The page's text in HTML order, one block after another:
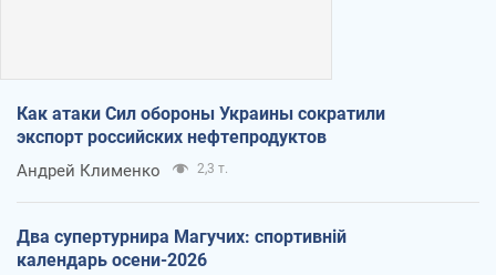
Как атаки Сил обороны Украины сократили
экспорт российских нефтепродуктов
Андрей Клименко 2,3 т.
Два супертурнира Магучих: спортивній
календарь осени-2026